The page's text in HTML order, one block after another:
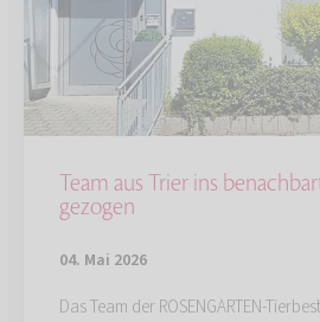
Team aus Trier ins
gezogen
04. Mai 2026
Das Team der ROSENGARTEN-